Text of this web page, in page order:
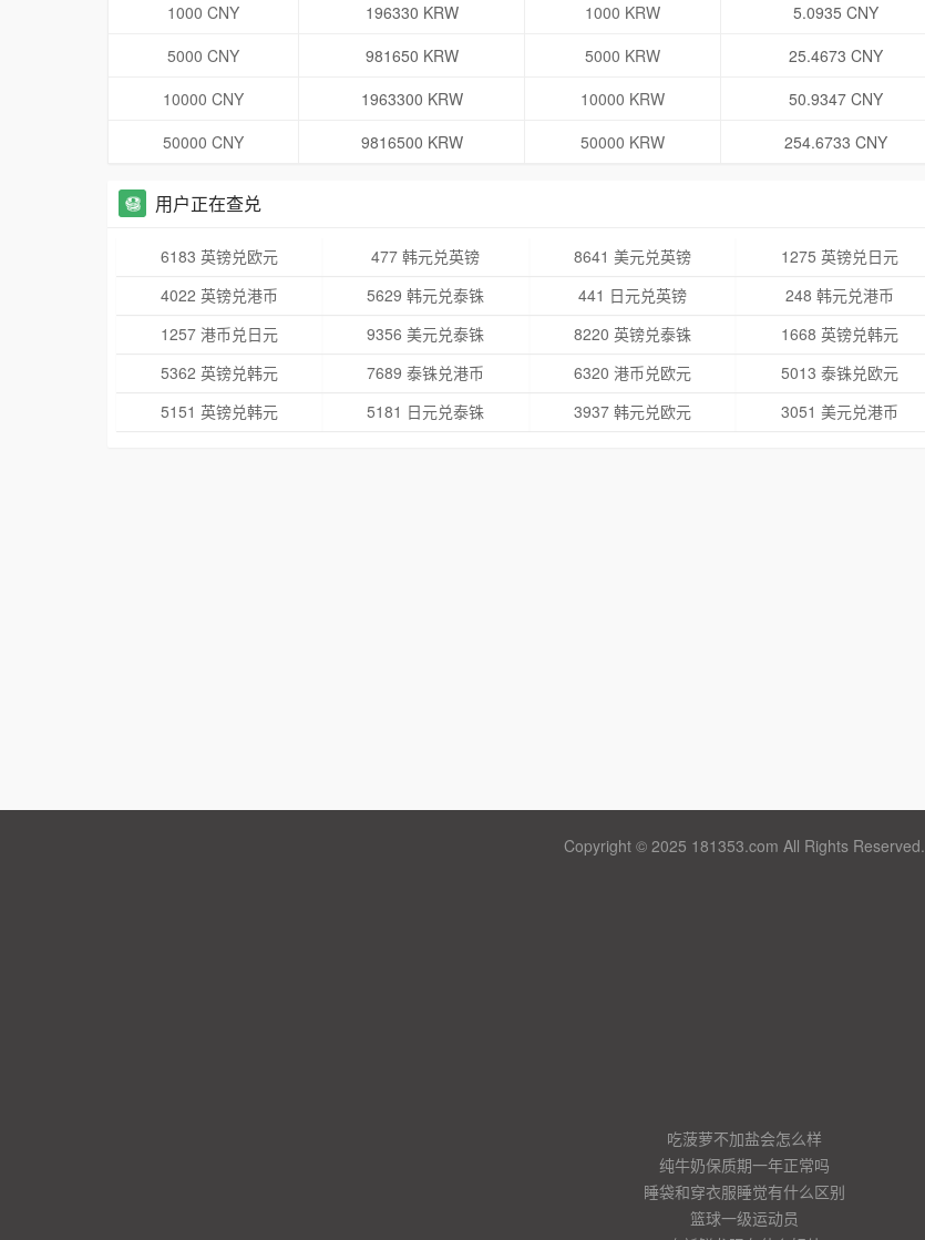
1000 CNY
196330 KRW 1000 KRW
5.0935 CNY
5000 CNY
981650 KRW 5000 KRW
25.4673 CNY
10000 CNY
1963300 KRW 10000 KRW
50.9347 CNY
50000 CNY
9816500 KRW 50000 KRW 254.6733 CNY
用户正在查兑
6183 英镑兑欧元 477 韩元兑英镑 8641 美元兑英镑
1275 英镑兑日元
4022 英镑兑港币
5629 韩元兑泰铢 441 日元兑英镑
248 韩元兑港币
1257 港币兑日元
9356 美元兑泰铢 8220 英镑兑泰铢
1668 英镑兑韩元
5362 英镑兑韩元
7689 泰铢兑港币 6320 港币兑欧元
5013 泰铢兑欧元
5151 英镑兑韩元
5181 日元兑泰铢 3937 韩元兑欧元 3051 美元兑港币
Copyright © 2025 181353.com All Rights Reserved.
吃菠萝不加盐会怎么样
纯牛奶保质期一年正常吗
睡袋和穿衣服睡觉有什么区别
篮球一级运动员